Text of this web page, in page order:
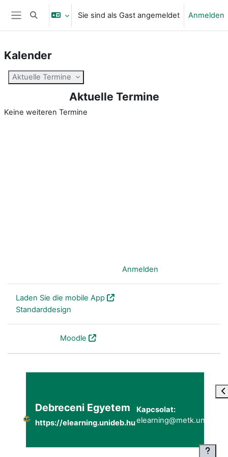
Zum Hauptinhalt
Website-Übersicht
Sucheingabe umschaltenSie sind als Gast angemeldet Anmelden
Kalender
Aktuelle Termine
Aktuelle Termine
Keine weiteren Termine
Anmelden
Laden Sie die mobile App
Standarddesign
Moodle
Debreceni Egyetem
https://elearning.unideb.hu
Kapcsolat: